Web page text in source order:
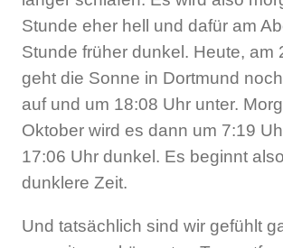
Stunde eher hell und dafür am
Stunde früher dunkel. Heute, am
geht die Sonne in Dortmund
auf und um 18:08 Uhr unter.
Oktober wird es dann um 7:19
17:06 Uhr dunkel. Es beginnt
dunklere Zeit.
Und tatsächlich sind wir gefühlt